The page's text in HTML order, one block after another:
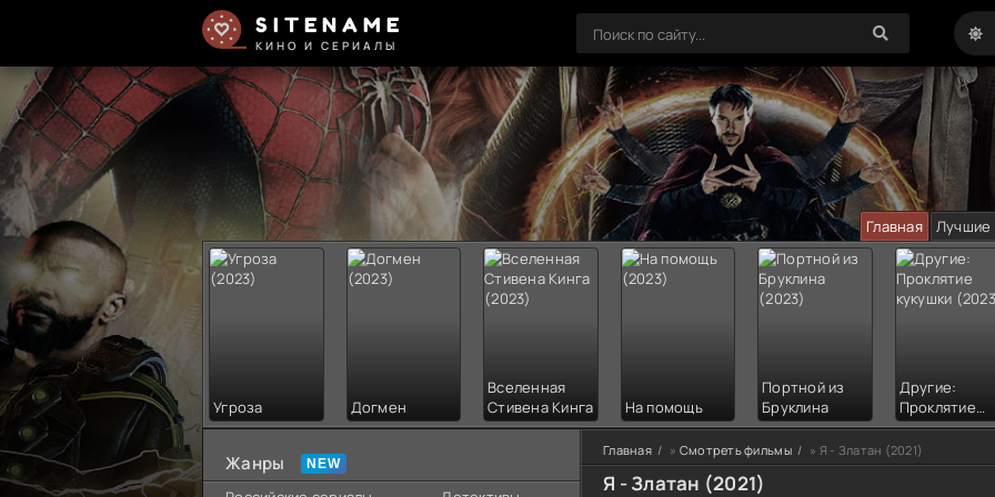
SITENAME
КИНО И СЕРИАЛЫ
Главная Лучшие
Угроза Догмен
Вселенная
Стивена Кинга
На помощь
Портной из
Бруклина
Другие:
Проклятие
кукушки
Жанры
Главная » Смотреть фильмы » Я - Златан (2021)
Я - Златан (2021)